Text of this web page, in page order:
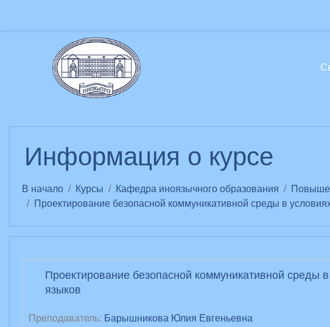
Информация о курсе
В начало Курсы Кафедра иноязычного образования
Проектирование безопасной коммуникативной среды в
Проектирование безопасной коммуникативной
языков
Преподаватель: Барышникова Юлия Евгеньевна